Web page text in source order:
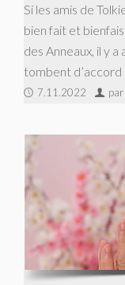
Si les amis de
bien fait et
des Anneaux, il y a
tombent d’accord
7.11.2022